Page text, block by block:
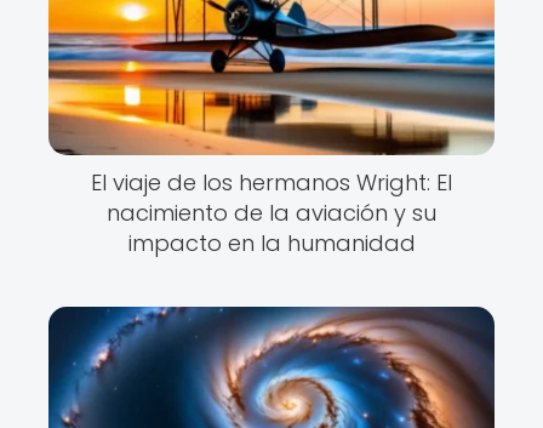
El viaje de los hermanos Wright: El
nacimiento de la aviación y su
impacto en la humanidad